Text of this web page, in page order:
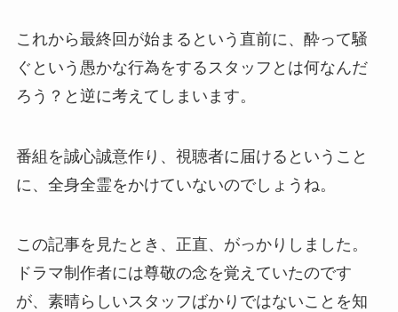
これから最終回が始まるという直前に、酔って騒
ぐという愚かな行為をするスタッフとは何なんだ
ろう？と逆に考えてしまいます。
番組を誠心誠意作り、視聴者に届けるということ
に、全身全霊をかけていないのでしょうね。
この記事を見たとき、正直、がっかりしました。
ドラマ制作者には尊敬の念を覚えていたのです
が、素晴らしいスタッフばかりではないことを知